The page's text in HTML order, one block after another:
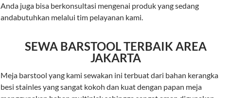
Anda juga bisa berkonsultasi mengenai produk yang sedang
andabutuhkan melalui tim pelayanan kami.
SEWA BARSTOOL TERBAIK AREA
JAKARTA
Meja barstool yang kami sewakan ini terbuat dari bahan kerangka
besi stainles yang sangat kokoh dan kuat dengan papan meja